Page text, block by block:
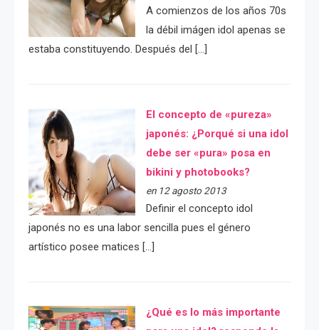
A comienzos de los años 70s
la débil imágen idol apenas se
estaba constituyendo. Después del […]
El concepto de «pureza»
japonés: ¿Porqué si una idol
debe ser «pura» posa en
bikini y photobooks?
en 12 agosto 2013
Definir el concepto idol
japonés no es una labor sencilla pues el género
artístico posee matices […]
¿Qué es lo más importante